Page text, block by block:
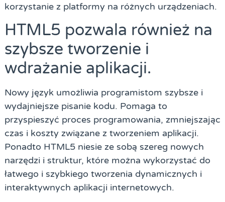
korzystanie z platformy na różnych urządzeniach.
HTML5 pozwala również na
szybsze tworzenie i
wdrażanie aplikacji.
Nowy język umożliwia programistom szybsze i
wydajniejsze pisanie kodu. Pomaga to
przyspieszyć proces programowania, zmniejszając
czas i koszty związane z tworzeniem aplikacji.
Ponadto HTML5 niesie ze sobą szereg nowych
narzędzi i struktur, które można wykorzystać do
łatwego i szybkiego tworzenia dynamicznych i
interaktywnych aplikacji internetowych.